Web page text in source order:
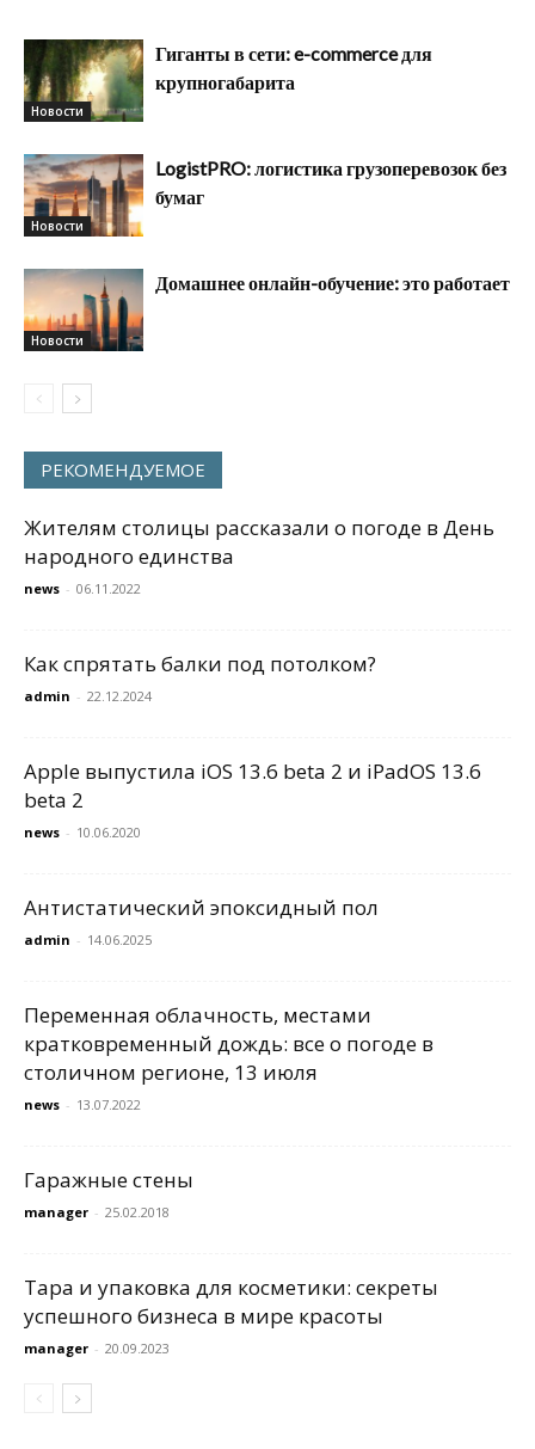
Новости
Гиганты в сети: e-commerce для
крупногабарита
Новости
LogistPRO: логистика грузоперевозок без
бумаг
Новости
Домашнее онлайн-обучение: это работает
РЕКОМЕНДУЕМОЕ
Жителям столицы рассказали о погоде в День
народного единства
news - 06.11.2022
Как спрятать балки под потолком?
admin - 22.12.2024
Apple выпустила iOS 13.6 beta 2 и iPadOS 13.6
beta 2
news - 10.06.2020
Антистатический эпоксидный пол
admin - 14.06.2025
Переменная облачность, местами
кратковременный дождь: все о погоде в
столичном регионе, 13 июля
news - 13.07.2022
Гаражные стены
manager - 25.02.2018
Тара и упаковка для косметики: секреты
успешного бизнеса в мире красоты
manager - 20.09.2023